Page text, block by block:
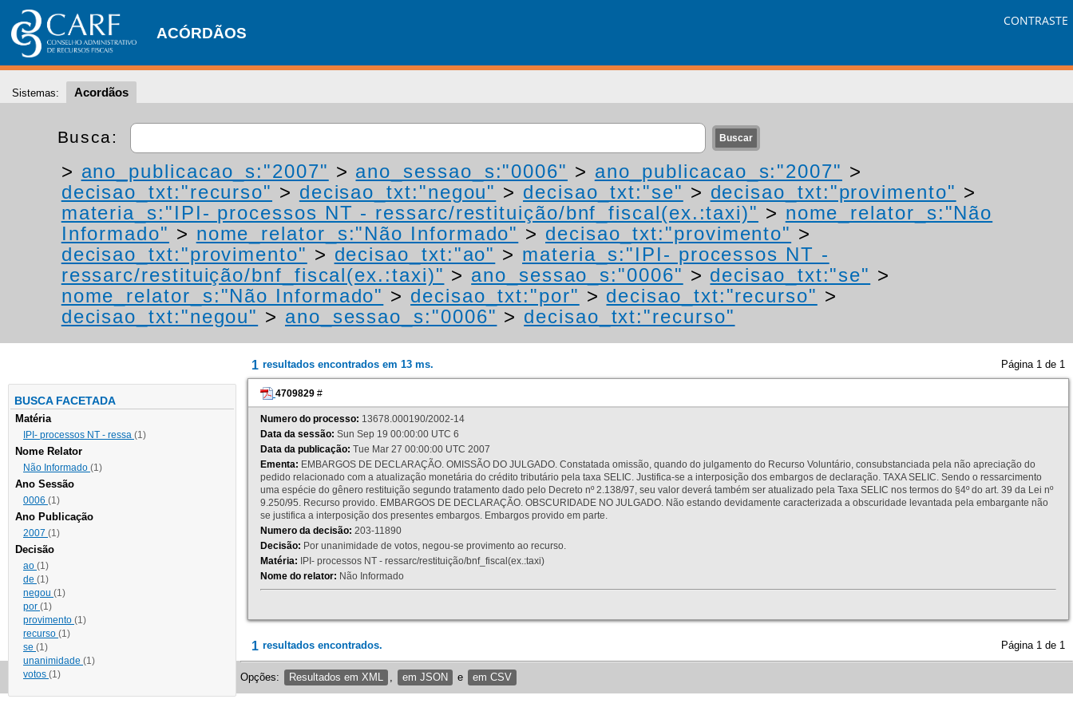
ACÓRDÃOS
CONTRASTE
Sistemas: Acordãos
Busca:
> ano_publicacao_s:"2007" > ano_sessao_s:"0006" > ano_publicacao_s:"2007" >
decisao_txt:"recurso" > decisao_txt:"negou" > decisao_txt:"se" > decisao_txt:"provimento" >
materia_s:"IPI- processos NT - ressarc/restituição/bnf_fiscal(ex.:taxi)" > nome_relator_s:"Não
Informado" > nome_relator_s:"Não Informado" > decisao_txt:"provimento" >
decisao_txt:"provimento" > decisao_txt:"ao" > materia_s:"IPI- processos NT -
ressarc/restituição/bnf_fiscal(ex.:taxi)" > ano_sessao_s:"0006" > decisao_txt:"se" >
nome_relator_s:"Não Informado" > decisao_txt:"por" > decisao_txt:"recurso" >
decisao_txt:"negou" > ano_sessao_s:"0006" > decisao_txt:"recurso"
BUSCA FACETADA
Matéria
IPI- processos NT - ressa (1)
Nome Relator
Não Informado (1)
Ano Sessão
0006 (1)
Ano Publicação
2007 (1)
Decisão
ao (1)
de (1)
negou (1)
por (1)
provimento (1)
recurso (1)
se (1)
unanimidade (1)
votos (1)
1 resultados encontrados em 13 ms. Página 1 de 1
4709829 #
Numero do processo: 13678.000190/2002-14
Data da sessão: Sun Sep 19 00:00:00 UTC 6
Data da publicação: Tue Mar 27 00:00:00 UTC 2007
Ementa: EMBARGOS DE DECLARAÇÃO. OMISSÃO DO JULGADO. Constatada omissão, quando do julgamento do Recurso Voluntário, consubstanciada pela não apreciação do
pedido relacionado com a atualização monetária do crédito tributário pela taxa SELIC. Justifica-se a interposição dos embargos de declaração. TAXA SELIC. Sendo o ressarcimento
uma espécie do gênero restituição segundo tratamento dado pelo Decreto nº 2.138/97, seu valor deverá também ser atualizado pela Taxa SELIC nos termos do §4º do art. 39 da Lei nº
9.250/95. Recurso provido. EMBARGOS DE DECLARAÇÃO. OBSCURIDADE NO JULGADO. Não estando devidamente caracterizada a obscuridade levantada pela embargante não
se justifica a interposição dos presentes embargos. Embargos provido em parte.
Numero da decisão: 203-11890
Decisão: Por unanimidade de votos, negou-se provimento ao recurso.
Matéria: IPI- processos NT - ressarc/restituição/bnf_fiscal(ex.:taxi)
Nome do relator: Não Informado
1 resultados encontrados. Página 1 de 1
Opções: Resultados em XML em JSON e em CSV